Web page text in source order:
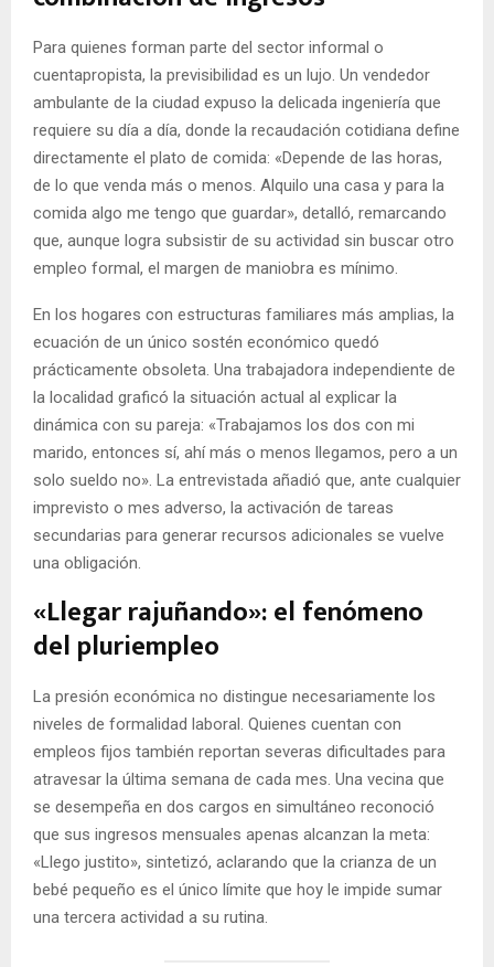
Para quienes forman parte del sector informal o
cuentapropista, la previsibilidad es un lujo. Un vendedor
ambulante de la ciudad expuso la delicada ingeniería que
requiere su día a día, donde la recaudación cotidiana define
directamente el plato de comida: «Depende de las horas,
de lo que venda más o menos. Alquilo una casa y para la
comida algo me tengo que guardar», detalló, remarcando
que, aunque logra subsistir de su actividad sin buscar otro
empleo formal, el margen de maniobra es mínimo.
En los hogares con estructuras familiares más amplias, la
ecuación de un único sostén económico quedó
prácticamente obsoleta. Una trabajadora independiente de
la localidad graficó la situación actual al explicar la
dinámica con su pareja: «Trabajamos los dos con mi
marido, entonces sí, ahí más o menos llegamos, pero a un
solo sueldo no». La entrevistada añadió que, ante cualquier
imprevisto o mes adverso, la activación de tareas
secundarias para generar recursos adicionales se vuelve
una obligación.
«Llegar rajuñando»: el fenómeno
del pluriempleo
La presión económica no distingue necesariamente los
niveles de formalidad laboral. Quienes cuentan con
empleos fijos también reportan severas dificultades para
atravesar la última semana de cada mes. Una vecina que
se desempeña en dos cargos en simultáneo reconoció
que sus ingresos mensuales apenas alcanzan la meta:
«Llego justito», sintetizó, aclarando que la crianza de un
bebé pequeño es el único límite que hoy le impide sumar
una tercera actividad a su rutina.